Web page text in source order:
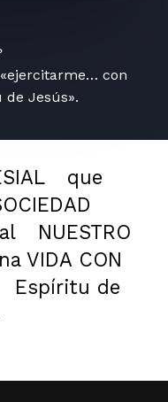
con
Jesús».
que
NUESTRO
VIDA CON
Espíritu de